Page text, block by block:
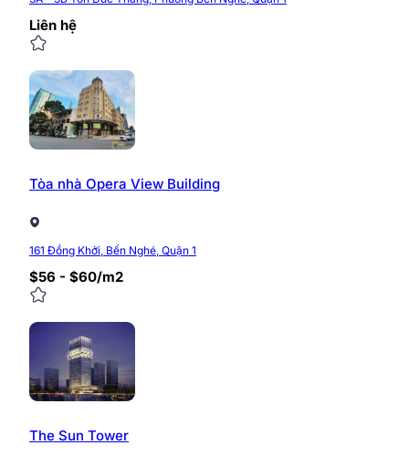
Liên hệ
Tòa nhà Opera View Building
161 Đồng Khởi, Bến Nghé, Quận 1
$56 - $60/m2
The Sun Tower